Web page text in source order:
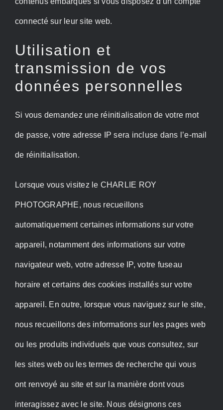
connecté sur leur site web.
Utilisation et
transmission de vos
données personnelles
Si vous demandez une réinitialisation de votre mot
de passe, votre adresse IP sera incluse dans l’e-mail
de réinitialisation.
Lorsque vous visitez le CHARLIE ROY
PHOTOGRAPHE, nous recueillons
automatiquement certaines informations sur votre
appareil, notamment des informations sur votre
navigateur web, votre adresse IP, votre fuseau
horaire et certains des cookies installés sur votre
appareil. En outre, lorsque vous naviguez sur le site,
nous recueillons des informations sur les pages web
ou les produits individuels que vous consultez, sur
les sites web ou les termes de recherche qui vous
ont renvoyé au site et sur la manière dont vous
interagissez avec le site. Nous désignons ces